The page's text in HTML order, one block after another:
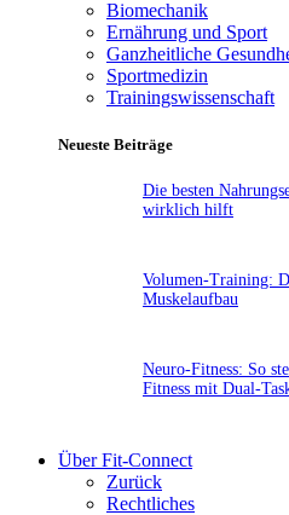
Biomechanik
Ernährung und Sport
Ganzheitliche
Sportmedizin
Trainingswissenschaft
Neueste Beiträge
Die besten
wirklich hilft
Volumen-Training:
Muskelaufbau
Neuro-Fitness: So
Fitness mit Dual-
Über Fit-Connect
Zurück
Rechtliches